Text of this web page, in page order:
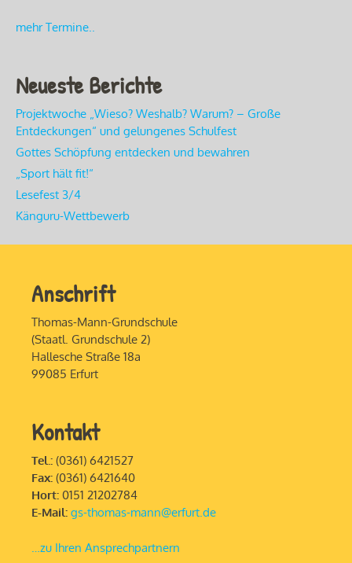
mehr Termine..
Neueste Berichte
Projektwoche „Wieso? Weshalb? Warum? – Große
Entdeckungen“ und gelungenes Schulfest
Gottes Schöpfung entdecken und bewahren
„Sport hält fit!“
Lesefest 3/4
Känguru-Wettbewerb
Anschrift
Thomas-Mann-Grundschule
(Staatl. Grundschule 2)
Hallesche Straße 18a
99085 Erfurt
Kontakt
Tel.: (0361) 6421527
Fax: (0361) 6421640
Hort: 0151 21202784
E-Mail: gs-thomas-mann@erfurt.de
…zu Ihren Ansprechpartnern